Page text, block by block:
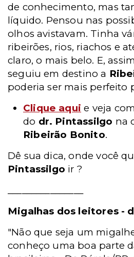
de conhecimento, mas
líquido. Pensou nas
olhos avistavam. Tinha
ribeirões, rios, riachos e
claro, o mais belo. E,
seguiu em destino a
poderia ser mais perfeito
Clique aqui e veja
do dr. Pintassilgo na
Ribeirão Bonito.
Dê sua dica, onde você
Pintassilgo ir ?
Migalhas dos leitores -
"Não que seja um
conheço uma boa parte